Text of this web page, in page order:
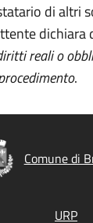
di altri
dichiara
reali o
.
Comune di
URP